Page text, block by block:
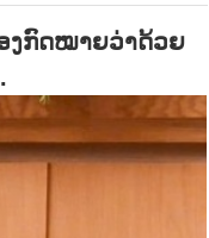
ງກົດໝາຍວ່າດ້ວຍ